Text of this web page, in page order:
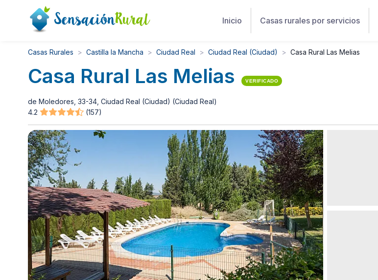
Inicio Casas rurales por servicios
Casas Rurales Castilla la Mancha Ciudad Real Ciudad Real (Ciudad) Casa Rural Las Melias
Casa Rural Las Melias VERIFICADO
de Moledores, 33-34, Ciudad Real (Ciudad) (Ciudad Real)
4.2
(157)